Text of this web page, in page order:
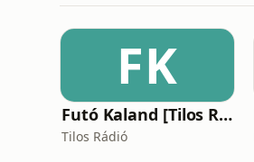
FK
Futó Kaland [Tilos Rádió podcast]
Tilos Rádió